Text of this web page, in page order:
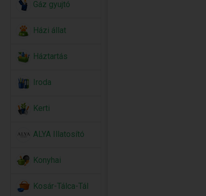
Gáz gyujtó
Házi állat
Háztartás
Iroda
Kerti
ALYA Illatosító
Konyhai
Kosár-Tálca-Tál